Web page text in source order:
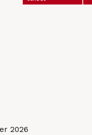
2026